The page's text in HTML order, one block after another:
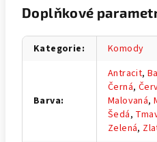
Doplňkové
Kategorie: Komody
Barva:
Antracit,
Černá,
Malovaná,
Šedá,
Zelená,